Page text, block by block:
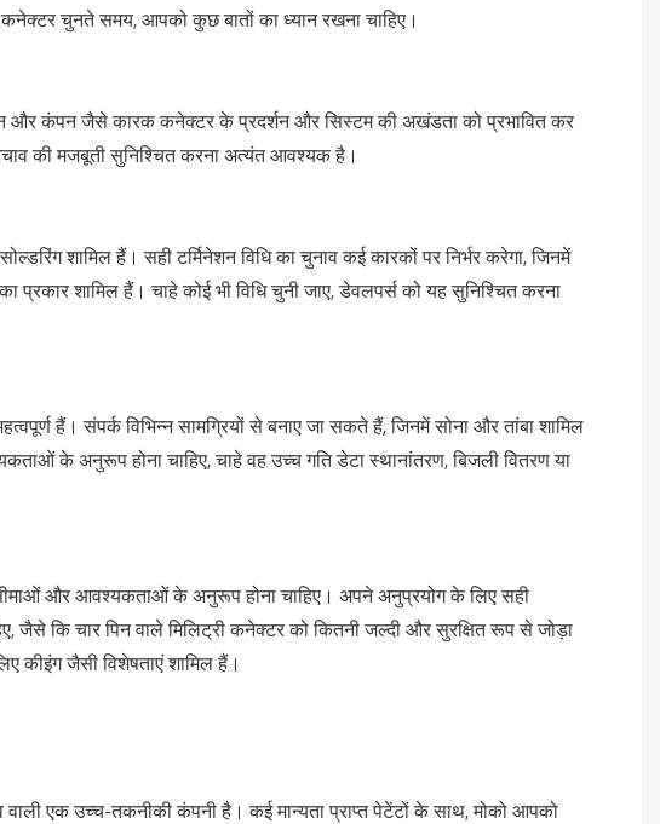
चुनते समय, आपको कुछ बातों का ध्यान रखना चाहिए।
और कंपन जैसे कारक कनेक्टर के प्रदर्शन और सिस्टम की अखंडता को प्रभावित कर
की मजबूती सुनिश्चित करना अत्यंत आवश्यक है।
शामिल हैं। सही टर्मिनेशन विधि का चुनाव कई कारकों पर निर्भर करेगा, जिनमें
शामिल हैं। चाहे कोई भी विधि चुनी जाए, डेवलपर्स को यह सुनिश्चित करना
हैं। संपर्क विभिन्न सामग्रियों से बनाए जा सकते हैं, जिनमें सोना और तांबा शामिल
के अनुरूप होना चाहिए, चाहे वह उच्च गति डेटा स्थानांतरण, बिजली वितरण या
और आवश्यकताओं के अनुरूप होना चाहिए। अपने अनुप्रयोग के लिए सही
जैसे कि चार पिन वाले मिलिट्री कनेक्टर को कितनी जल्दी और सुरक्षित रूप से जोड़ा
जैसी विशेषताएं शामिल हैं।
एक उच्च-तकनीकी कंपनी है। कई मान्यता प्राप्त पेटेंटों के साथ, मोको आपको